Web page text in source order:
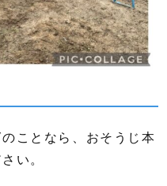
ことなら、おそうじ本
い。